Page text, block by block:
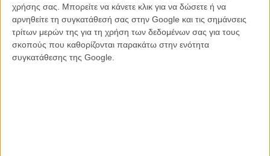
χρήσης σας. Μπορείτε να κάνετε κλικ για να δώσετε ή να
αρνηθείτε τη συγκατάθεσή σας στην Google και τις σημάνσεις
τρίτων μερών της για τη χρήση των δεδομένων σας για τους
σκοπούς που καθορίζονται παρακάτω στην ενότητα
συγκατάθεσης της Google.
O Πέδρο Αλμοδόβαρ, πιο πολιτικός από ποτέ, αφιερώνει ακόμη μια
φορά στη μητρότητα. Βραβείο γυναικείας ερμηνείας στο Διεθνές
Φεστιβάλ Κινηματογράφου της Βενετίας για την Πενέλοπε Κρουζ.
Διαβάστε εδώ τη γνώμη του Flix.